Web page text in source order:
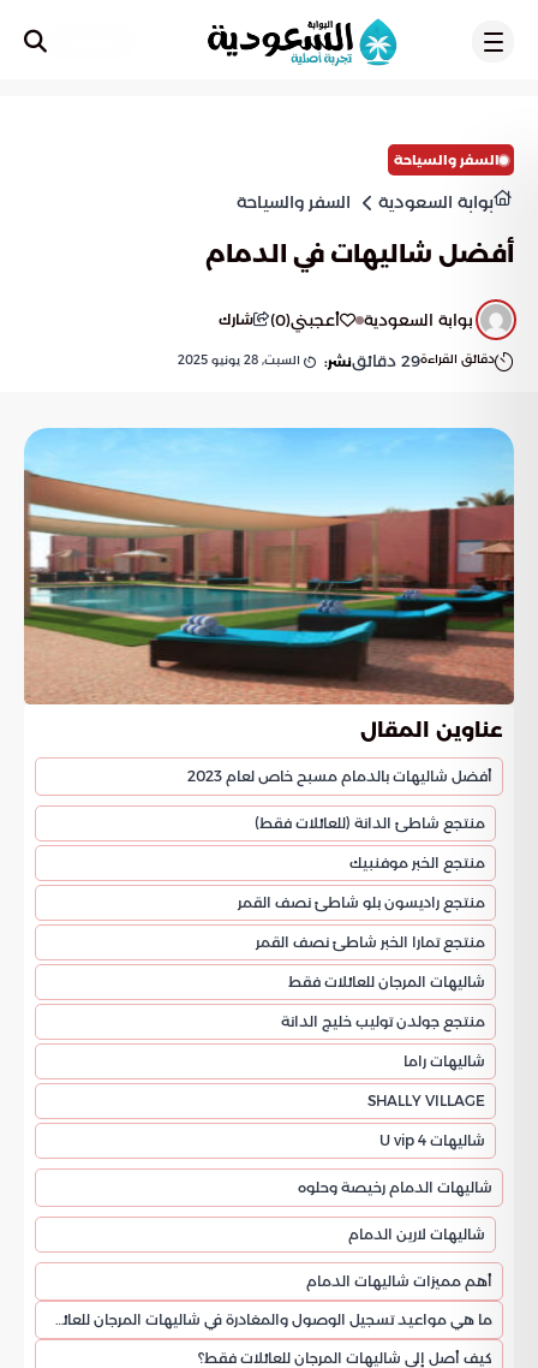
السفر والسياحة
بوابة السعودية السفر والسياحة
أفضل شاليهات في الدمام
بوابة السعودية أعجبني(
0
) شارك
دقائق القراءة29 دقائقنشر: السبت, 28 يونيو 2025
عناوين المقال
أفضل شاليهات بالدمام مسبح خاص لعام 2023
منتجع شاطئ الدانة (للعائلات فقط)
منتجع الخبر موفنبيك
منتجع راديسون بلو شاطئ نصف القمر
منتجع تمارا الخبر شاطئ نصف القمر
شاليهات المرجان للعائلات فقط
منتجع جولدن توليب خليج الدانة
شاليهات راما
SHALLY VILLAGE
شاليهات 4 U vip
شاليهات الدمام رخيصة وحلوه
شاليهات لارين الدمام
أهم مميزات شاليهات الدمام
ما هي مواعيد تسجيل الوصول والمغادرة في شاليهات المرجان للعائلات فقط؟
كيف أصل إلى شاليهات المرجان للعائلات فقط؟